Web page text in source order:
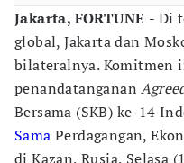
Jakarta, FORTUNE - Di
global, Jakarta dan
bilateralnya. Komitmen
penandatanganan
Bersama (SKB) ke-14
Sama Perdagangan,
di Kazan, Rusia, Selasa